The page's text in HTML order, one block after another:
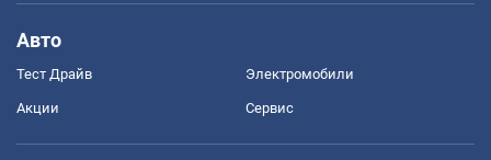
Авто
Тест Драйв Электромобили
Акции Сервис